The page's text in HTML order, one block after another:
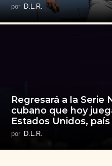
por D.L.R.
Regresará a la Serie
cubano que hoy
Estados Unidos,
por D.L.R.